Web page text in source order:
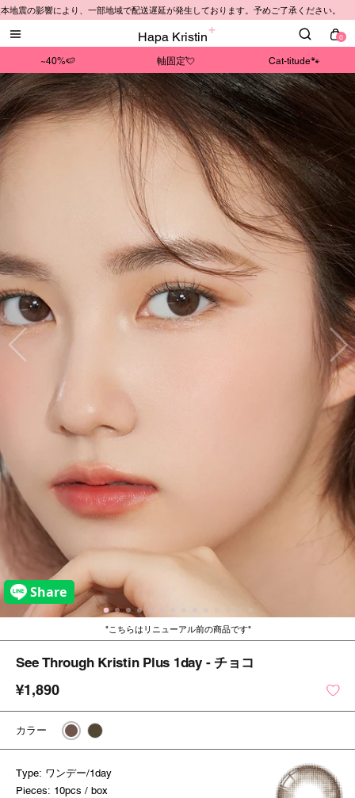
Hapa Kristin 0
~40%🍉 軸固定💘 Cat-titude🐾
により、一部地域で配送遅延が発生しております。予めご了承ください。
こちらはリニューアル前の商品です
See Through Kristin Plus 1day - チョコ
¥1,890
カラー
Type: ワンデー/1day
Pieces: 10pcs / box